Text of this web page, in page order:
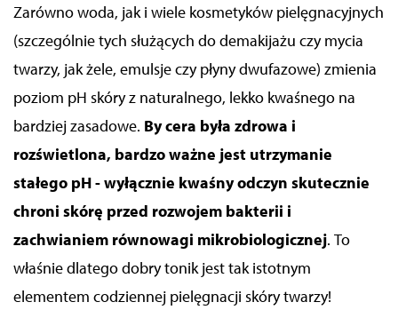
Zarówno woda, jak i wiele kosmetyków pielęgnacyjnych
(szczególnie tych służących do demakijażu czy mycia
twarzy, jak żele, emulsje czy płyny dwufazowe) zmienia
poziom pH skóry z naturalnego, lekko kwaśnego na
bardziej zasadowe. By cera była zdrowa i
rozświetlona, bardzo ważne jest utrzymanie
stałego pH - wyłącznie kwaśny odczyn skutecznie
chroni skórę przed rozwojem bakterii i
zachwianiem równowagi mikrobiologicznej. To
właśnie dlatego dobry tonik jest tak istotnym
elementem codziennej pielęgnacji skóry twarzy!